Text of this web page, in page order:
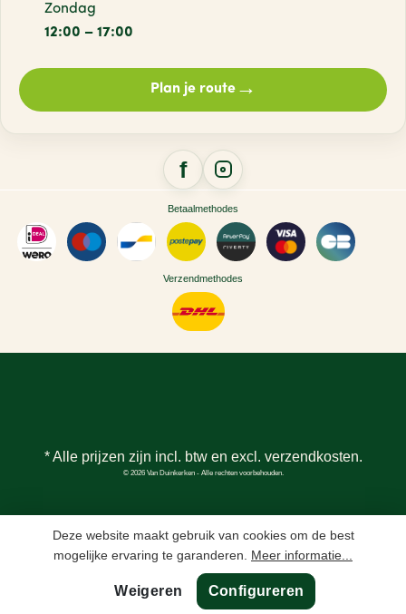
Zondag
12:00 – 17:00
Plan je route→
Betaalmethodes
Verzendmethodes
* Alle prijzen zijn incl. btw en excl. verzendkosten.
© 2026 Van Duinkerken - Alle rechten voorbehouden.
Deze website maakt gebruik van cookies om de best
mogelijke ervaring te garanderen. Meer informatie...
Weigeren Configureren